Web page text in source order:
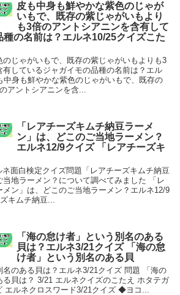
皮も中身も鮮やかな紫色のじゃが
いもで、既存の紫じゃがいもより
も3倍のアントシアニンを含有して
種の名前は？エルネ10/25クイズこた
のじゃがいもで、既存の紫じゃがいもよりも3
しているジャガイモの品種の名前は？エル
中身も鮮やかな紫色のじゃがいもで、既存の
アントシアニンを含...
「レアチーズキムチ納豆ラーメ
ン」は、どこのご当地ラーメン？
エルネ12/9クイズ 「レアチーズキ
面白検定クイズ問題「レアチーズキムチ納豆
地ラーメン？について調べてみました 「レ
ン」は、どこのご当地ラーメン？エルネ12/9
キムチ納豆...
「海の怠け者」という別名のある
貝は？エルネ3/21クイズ 「海の怠
け者」という別名のある貝
名のある貝は？エルネ3/21クイズ 問題 「海の
る貝は？ 3/21 エルネクイズのこたえ ホタテガ
エルネクロスワード3/21クイズ ◆ヨコ...